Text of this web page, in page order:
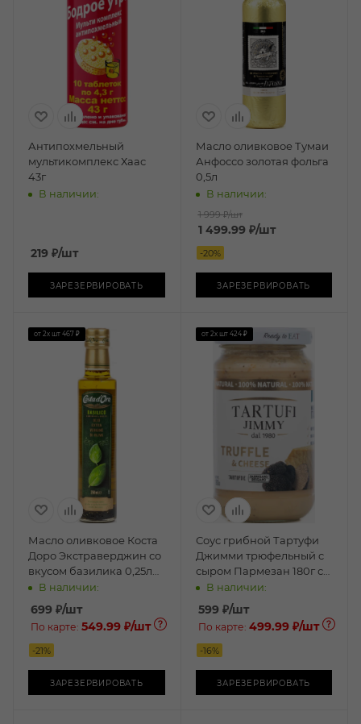
Антипохмельный
мультикомплекс Хаас
43г
В наличии:
219 ₽/шт
ЗАРЕЗЕРВИРОВАТЬ
Масло оливковое Тумаи
Анфоссо золотая фольга
0,5л
В наличии:
1 999 ₽/шт
1 499.99₽/шт
-20%
ЗАРЕЗЕРВИРОВАТЬ
от 2х шт 467 ₽
Масло оливковое Коста
Доро Экстраверджин со
вкусом базилика 0,25л
ст/бВ наличии:
699 ₽/шт
По карте: 549.99 ₽/шт
-21%
ЗАРЕЗЕРВИРОВАТЬ
от 2х шт 424 ₽
Соус грибной Тартуфи
Джимми трюфельный c
сыром Пармезан 180г ст/
б В наличии:
599₽/шт
По карте: 499.99 ₽/шт
-16%
ЗАРЕЗЕРВИРОВАТЬ